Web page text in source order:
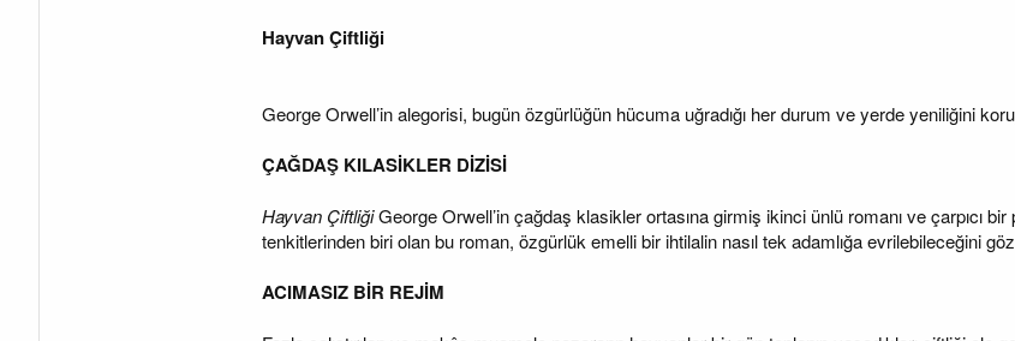
Hayvan Çiftliği
George Orwell’in alegorisi, bugün özgürlüğün hücuma uğradığı her durum ve yerde yeniliğini
ÇAĞDAŞ KILASİKLER DİZİSİ
Hayvan ÇiftliğiGeorge Orwell’in çağdaş klasikler ortasına girmiş ikinci ünlü romanı ve çarpıcı
tenkitlerinden biri olan bu roman, özgürlük emelli bir ihtilalin nasıl tek adamlığa evrilebileceğini
ACIMASIZ BİR REJİM